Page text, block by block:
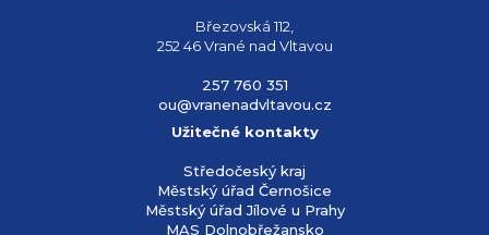
Březovská 112,
252 46 Vrané nad Vltavou
257 760 351
ou@vranenadvltavou.cz
Užitečné kontakty
Středočeský kraj
Městský úřad Černošice
Městský úřad Jílové u Prahy
MAS Dolnobřežansko